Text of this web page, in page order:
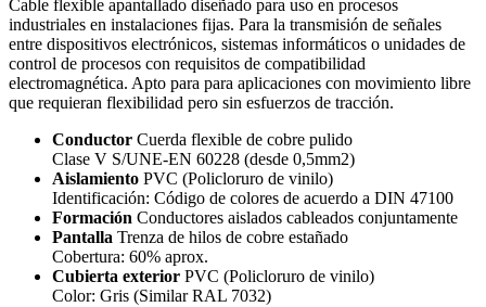
Cable flexible apantallado diseñado para uso en procesos
industriales en instalaciones fijas. Para la transmisión de señales
entre dispositivos electrónicos, sistemas informáticos o unidades de
control de procesos con requisitos de compatibilidad
electromagnética. Apto para para aplicaciones con movimiento libre
que requieran flexibilidad pero sin esfuerzos de tracción.
Conductor Cuerda flexible de cobre pulido
Clase V S/UNE-EN 60228 (desde 0,5mm2)
Aislamiento PVC (Policloruro de vinilo)
Identificación: Código de colores de acuerdo a DIN 47100
Formación Conductores aislados cableados conjuntamente
Pantalla Trenza de hilos de cobre estañado
Cobertura: 60% aprox.
Cubierta exterior PVC (Policloruro de vinilo)
Color: Gris (Similar RAL 7032)